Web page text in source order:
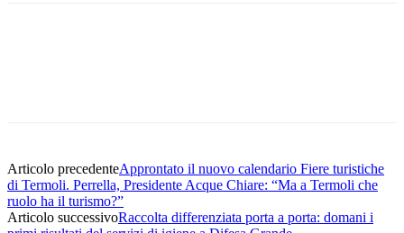
Articolo precedenteApprontato il nuovo calendario Fiere turistiche
di Termoli. Perrella, Presidente Acque Chiare: “Ma a Termoli che
ruolo ha il turismo?”
Articolo successivoRaccolta differenziata porta a porta: domani i